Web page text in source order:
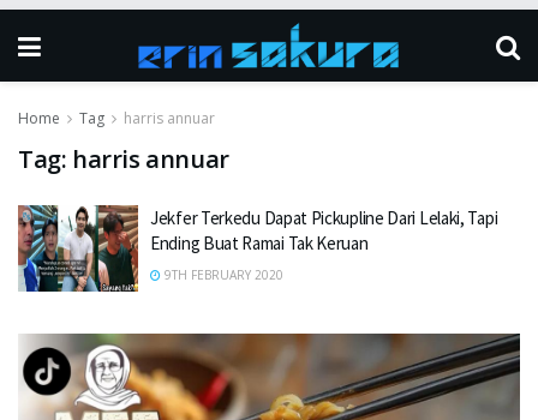
Home Tag harris annuar
Tag: harris annuar
Jekfer Terkedu Dapat Pickupline Dari Lelaki, Tapi
Ending Buat Ramai Tak Keruan
9TH FEBRUARY 2020